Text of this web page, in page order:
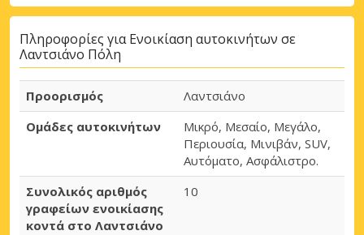
Πληροφορίες για Ενοικίαση αυτοκινήτων σε
Λαντσιάνο Πόλη
Προορισμός
Λαντσιάνο
Ομάδες αυτοκινήτων
Μικρό, Μεσαίο, Μεγάλο,
Περιουσία, Μινιβάν, SUV,
Αυτόματο, Ασφάλιστρο.
Συνολικός αριθμός
γραφείων ενοικίασης
κοντά στο Λαντσιάνο
10